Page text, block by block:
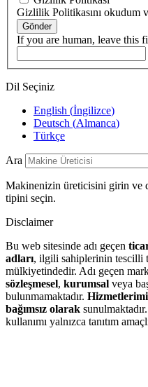
Gizlilik Politikasını okudum
Gönder
If you are human, leave this
Dil Seçiniz
English (İngilizce)
Deutsch (Almanca)
Türkçe
Ara
Makinenizin üreticisini girin ve
tipini seçin.
Disclaimer
Bu web sitesinde adı geçen
adları, ilgili sahiplerinin tescilli
mülkiyetindedir. Adı geçen
sözleşmesel, kurumsal veya
bulunmamaktadır.
bağımsız olarak
kullanımı yalnızca tanıtım